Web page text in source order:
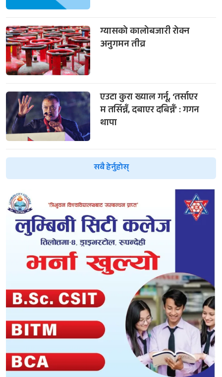
ग्यासको कालोबजारी रोक्न
अनुगमन तीव्र
एउटा कुरा ख्याल गर्नू, ‘तर्साएर
म तर्सिन्नँ, दबाएर दबिन्नँ’ : गगन
थापा
सबै हेर्नुहोस्